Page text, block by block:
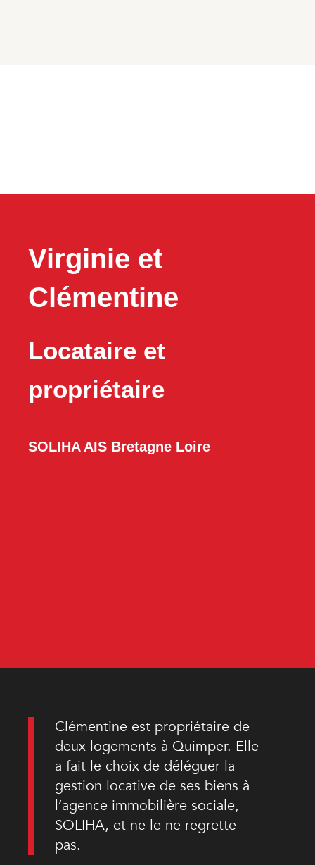
Virginie et
Clémentine
Locataire et
propriétaire
SOLIHA AIS Bretagne Loire
Clémentine est propriétaire de
deux logements à Quimper. Elle
a fait le choix de déléguer la
gestion locative de ses biens à
l’agence immobilière sociale,
SOLIHA, et ne le ne regrette
pas.